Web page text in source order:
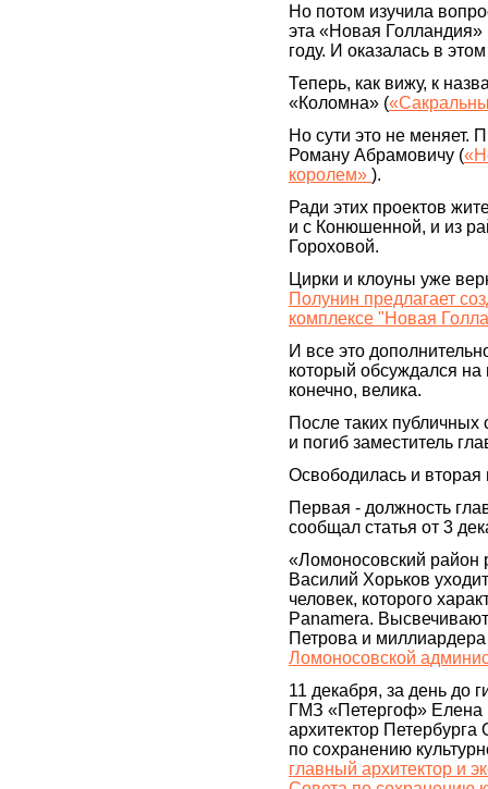
Но потом изучила
эта «Новая Голландия»
году. И оказалась в
Теперь, как вижу, к
«Коломна» (
Но сути это не меняет.
Роману Абрамовичу (
королем» ).
Ради этих проектов
и с Конюшенной, и из
Гороховой.
Цирки и клоуны уже
Полунин предлагает
комплексе "Новая
И все это
который обсуждался
конечно, велика.
После таких
и погиб заместитель
Освободилась и вторая
Первая - должность
сообщал статья от 3
«Ломоносовский район
Василий Хорьков
человек, которого
Panamera.
Петрова и
Ломоносовской
11 декабря, за день до
ГМЗ «Петергоф» Елена
архитектор
по сохранению
главный архитектор и